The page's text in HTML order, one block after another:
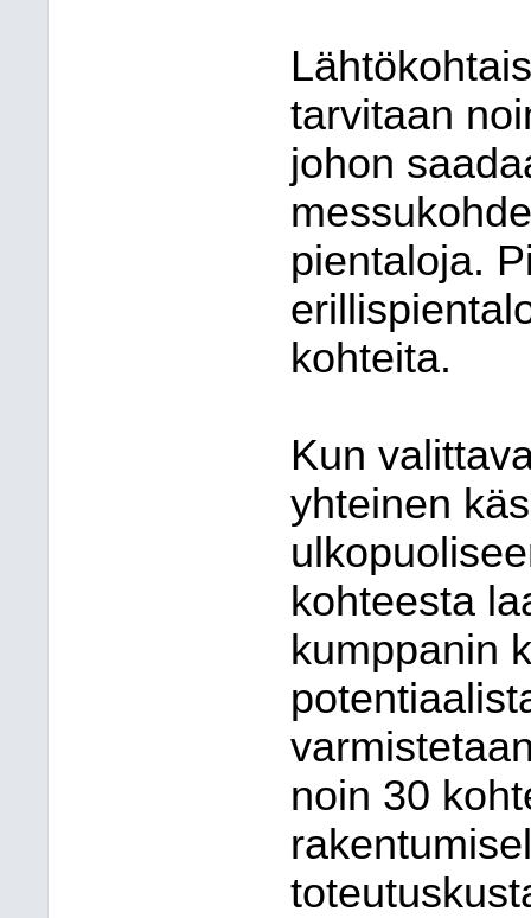
tarvitaan
johon
pientaloja.
kohteita.
Kun
yhteinen
kohteesta
kumppanin
noin 30